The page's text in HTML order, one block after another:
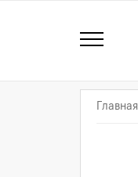
Главная